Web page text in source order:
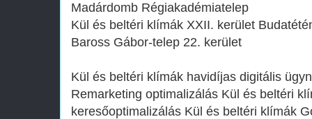
Madárdomb Régiakadémiatelep
Kül és beltéri klímák XXII. kerület
Baross Gábor-telep 22. kerület
Kül és beltéri klímák havidíjas digitális
Remarketing optimalizálás Kül és beltéri
keresőoptimalizálás Kül és beltéri klímák